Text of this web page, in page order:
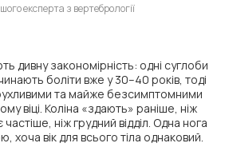
експерта з вертебрології
дивну закономірність: одні суглоби
боліти вже у 30–40 років, тоді
та майже безсимптомними
віці. Коліна «здають» раніше, ніж
ніж грудний відділ. Одна нога
хоча вік для всього тіла однаковий.